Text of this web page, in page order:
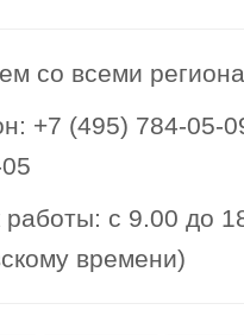
со всеми
+7 (495) 784-05-
работы: с 9.00 до
времени)